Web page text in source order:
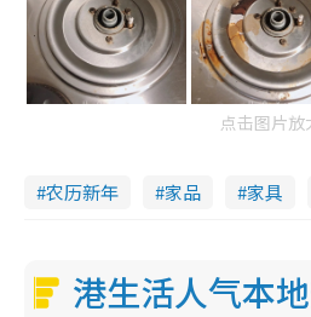
点击图片放
农历新年 家品 家具
港生活人气本